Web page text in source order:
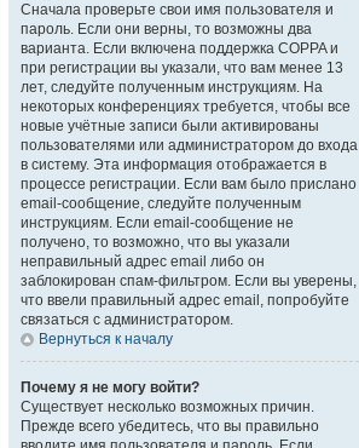
Сначала проверьте свои имя пользователя и
пароль. Если они верны, то возможны два
варианта. Если включена поддержка COPPA и
при регистрации вы указали, что вам менее 13
лет, следуйте полученным инструкциям. На
некоторых конференциях требуется, чтобы все
новые учётные записи были активированы
пользователями или администратором до входа
в систему. Эта информация отображается в
процессе регистрации. Если вам было прислано
email-сообщение, следуйте полученным
инструкциям. Если email-сообщение не
получено, то возможно, что вы указали
неправильный адрес email либо он
заблокирован спам-фильтром. Если вы уверены,
что ввели правильный адрес email, попробуйте
связаться с администратором.
Вернуться к началу
Почему я не могу войти?
Существует несколько возможных причин.
Прежде всего убедитесь, что вы правильно